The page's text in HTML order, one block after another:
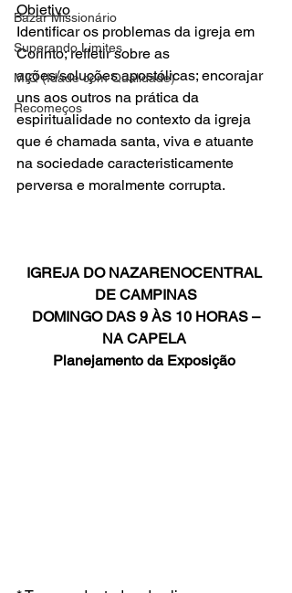
Bazar Missionário
Superando Limites
MIQ (Idade com Qualidade)
Recomeços
Objetivo
Identificar os problemas da igreja em
Corinto; refletir sobre as
ações/soluções apostólicas; encorajar
uns aos outros na prática da
espiritualidade no contexto da igreja
que é chamada santa, viva e atuante
na sociedade caracteristicamente
perversa e moralmente corrupta.
IGREJA DO NAZARENOCENTRAL
DE CAMPINAS
DOMINGO DAS 9 ÀS 10 HORAS –
NA CAPELA
Planejamento da Exposição